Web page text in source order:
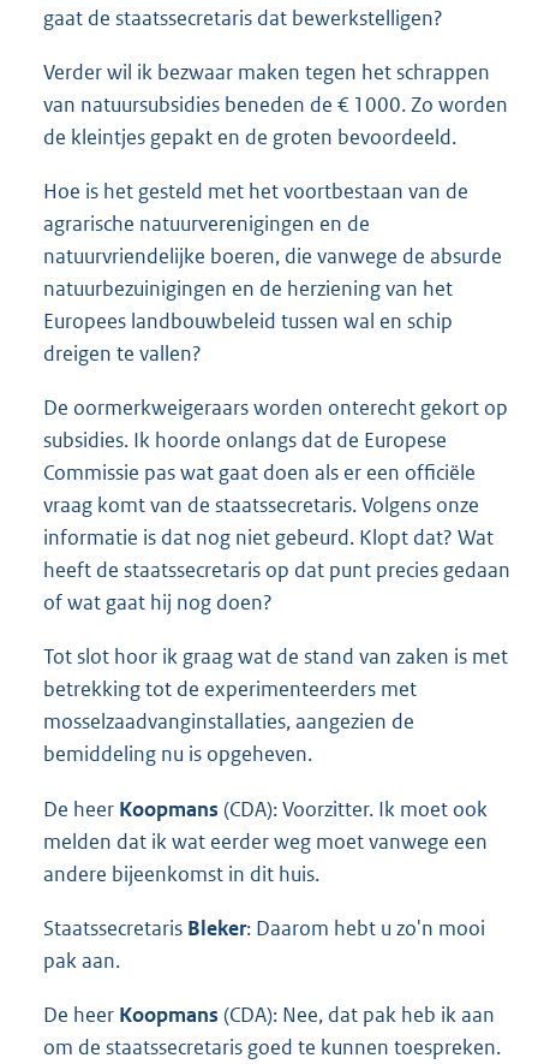
gaat de staatssecretaris dat bewerkstelligen?
Verder wil ik bezwaar maken tegen het schrappen
van natuursubsidies beneden de € 1000. Zo worden
de kleintjes gepakt en de groten bevoordeeld.
Hoe is het gesteld met het voortbestaan van de
agrarische natuurverenigingen en de
natuurvriendelijke boeren, die vanwege de absurde
natuurbezuinigingen en de herziening van het
Europees landbouwbeleid tussen wal en schip
dreigen te vallen?
De oormerkweigeraars worden onterecht gekort op
subsidies. Ik hoorde onlangs dat de Europese
Commissie pas wat gaat doen als er een officiële
vraag komt van de staatssecretaris. Volgens onze
informatie is dat nog niet gebeurd. Klopt dat? Wat
heeft de staatssecretaris op dat punt precies gedaan
of wat gaat hij nog doen?
Tot slot hoor ik graag wat de stand van zaken is met
betrekking tot de experimenteerders met
mosselzaadvanginstallaties, aangezien de
bemiddeling nu is opgeheven.
De heer Koopmans (CDA): Voorzitter. Ik moet ook
melden dat ik wat eerder weg moet vanwege een
andere bijeenkomst in dit huis.
Staatssecretaris Bleker: Daarom hebt u zo'n mooi
pak aan.
De heer Koopmans (CDA): Nee, dat pak heb ik aan
om de staatssecretaris goed te kunnen toespreken.